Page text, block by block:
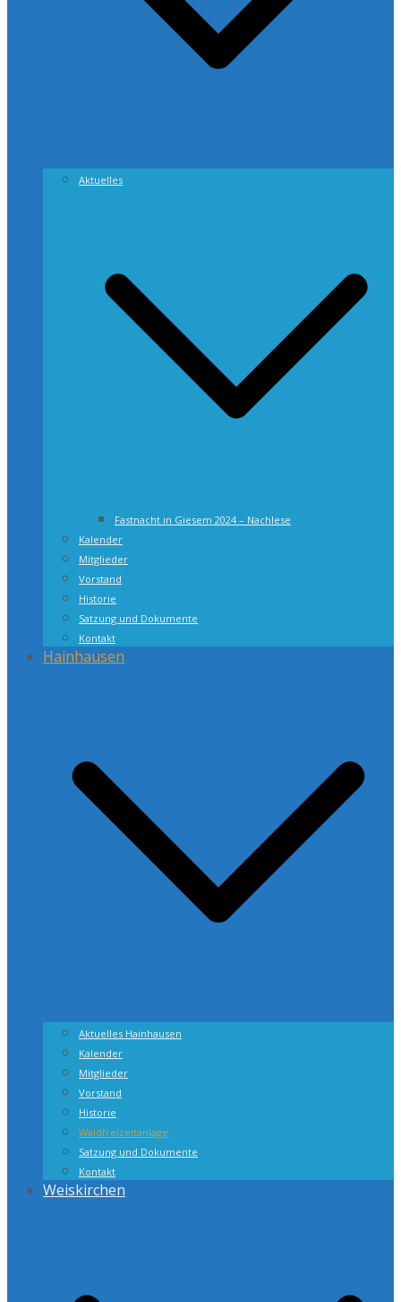
Aktuelles
Fastnacht in Giesem 2024 – Nachlese
Kalender
Mitglieder
Vorstand
Historie
Satzung und Dokumente
Kontakt
Hainhausen
Aktuelles Hainhausen
Kalender
Mitglieder
Vorstand
Historie
Waldfreizeitanlage
Satzung und Dokumente
Kontakt
Weiskirchen